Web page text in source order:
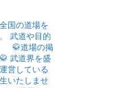
国の道場を
武道や目的
🥋道場の掲
武道界を盛
営している
いたしませ